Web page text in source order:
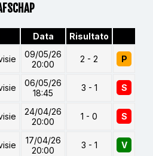
Data
Risultato
09/05/26
20:00
2 - 2 P
06/05/26
18:45
3 - 1 S
24/04/26
20:00
1 - 0 S
17/04/26
20:00
3 - 1 V